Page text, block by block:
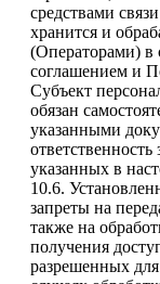
средствами
хранится и
(Операторами) в
соглашением и
Субъект
обязан
указанными
указанных в
10.6.
запреты на
также на
получения
разрешенных